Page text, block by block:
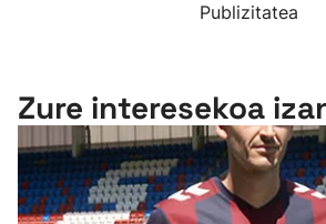
Publizitatea
Zure interesekoa